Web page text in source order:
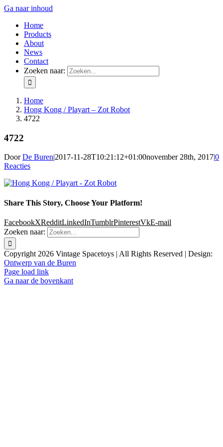
Ga naar inhoud
Home
Products
About
News
Contact
Zoeken naar:
Home
Hong Kong / Playart – Zot Robot
4722
4722
DoorDe Buren|2017-11-28T10:21:12+01:00november 28th, 2017|0
Reacties
Share This Story, Choose Your Platform!
FacebookXRedditLinkedInTumblrPinterestVkE-mail
Zoeken naar:
Copyright 2026 Vintage Spacetoys | All Rights Reserved | Design:
Ontwerp van de Buren
Page load link
Ga naar de bovenkant